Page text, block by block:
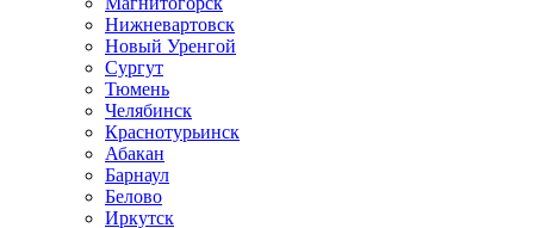
Нижневартовск
Новый Уренгой
Сургут
Тюмень
Челябинск
Краснотурьинск
Абакан
Барнаул
Белово
Иркутск